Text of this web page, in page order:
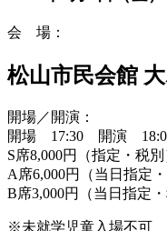
会 場：
松山市民会館
開場／開演：
開場 17:30 開演
S席8,000円（指定・税別
A席6,000円（当日指定・
B席3,000円（当日指定・
※未就学児童入場不可